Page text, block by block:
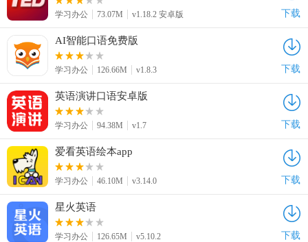
学习办公 73.07M v1.18.2 安卓版 下载
AI智能口语免费版
学习办公 126.66M v1.8.3 下载
英语演讲口语安卓版
学习办公 94.38M v1.7 下载
爱看英语绘本app
学习办公 46.10M v3.14.0 下载
星火英语
学习办公 126.65M v5.10.2 下载